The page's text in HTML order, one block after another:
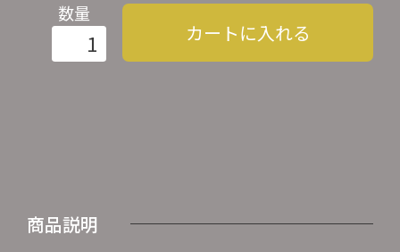
数量
カートに入れる
商品説明